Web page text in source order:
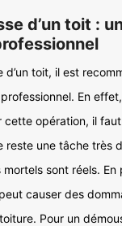
d’un toit :
d’un toit, il est
En effet,
opération, il
reste une tâche très
mortels sont réels.
causer des
Pour un